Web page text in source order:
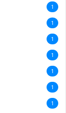
1
1
1
1
1
1
1